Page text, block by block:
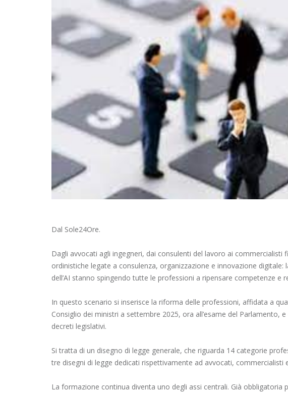
Dal Sole24Ore.
Dagli avvocati agli ingegneri, dai consulenti del lavoro ai commercialisti
ordinistiche legate a consulenza, organizzazione e innovazione digitale:
dell’AI stanno spingendo tutte le professioni a ripensare competenze e
In questo scenario si inserisce la riforma delle professioni, affidata a
Consiglio dei ministri a settembre 2025, ora all’esame del Parlamento,
decreti legislativi.
Si tratta di un disegno di legge generale, che riguarda 14 categorie
tre disegni di legge dedicati rispettivamente ad avvocati, commercialisti
La formazione continua diventa uno degli assi centrali. Già